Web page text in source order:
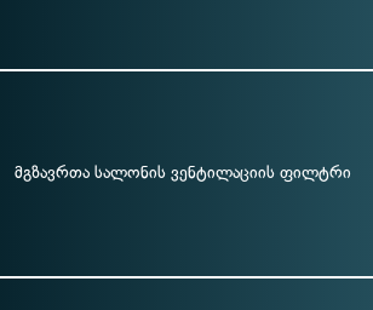
მგზავრთა სალონის ვენტილაციის ფილტრი